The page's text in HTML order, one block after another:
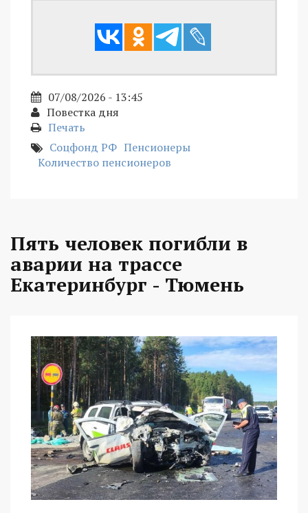
07/08/2026 - 13:45
Повестка дня
Печать
Соцфонд РФ Пенсионеры
Количество пенсионеров
Пять человек погибли в
аварии на трассе
Екатеринбург - Тюмень